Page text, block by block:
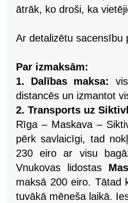
ātrāk, ko droši, ka
Ar detalizētu
Par izmaksām:
1. Dalības maksa:
distancēs un izmantot
2. Transports uz
Rīga – Maskava –
pērk savlaicīgi, tad
230 eiro ar visu
Vnukovas lidostas
maksā 200 eiro. Tātad
tuvākā mēneša laikā.